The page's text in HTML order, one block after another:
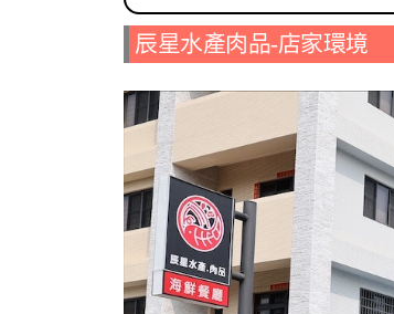
辰星水產肉品-店家環境